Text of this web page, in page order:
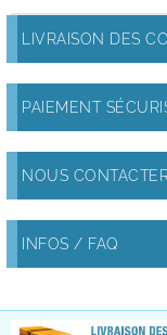
LIVRAISON DES
PAIEMENT
NOUS
INFOS / FAQ